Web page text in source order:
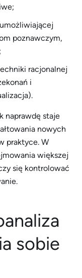
poznawczym,
racjonalnej
i
naprawdę staje
nowych
praktyce. W
większej
się kontrolować
sobie